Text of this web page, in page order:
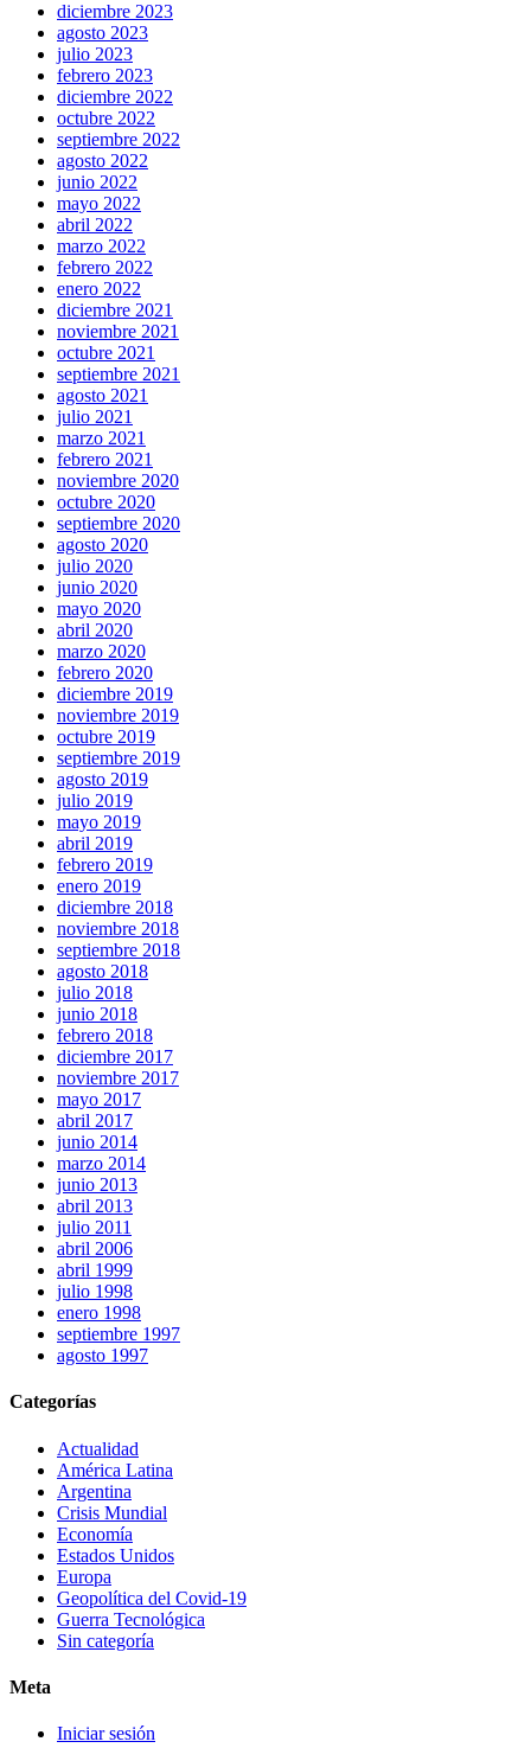
diciembre 2023
agosto 2023
julio 2023
febrero 2023
diciembre 2022
octubre 2022
septiembre 2022
agosto 2022
junio 2022
mayo 2022
abril 2022
marzo 2022
febrero 2022
enero 2022
diciembre 2021
noviembre 2021
octubre 2021
septiembre 2021
agosto 2021
julio 2021
marzo 2021
febrero 2021
noviembre 2020
octubre 2020
septiembre 2020
agosto 2020
julio 2020
junio 2020
mayo 2020
abril 2020
marzo 2020
febrero 2020
diciembre 2019
noviembre 2019
octubre 2019
septiembre 2019
agosto 2019
julio 2019
mayo 2019
abril 2019
febrero 2019
enero 2019
diciembre 2018
noviembre 2018
septiembre 2018
agosto 2018
julio 2018
junio 2018
febrero 2018
diciembre 2017
noviembre 2017
mayo 2017
abril 2017
junio 2014
marzo 2014
junio 2013
abril 2013
julio 2011
abril 2006
abril 1999
julio 1998
enero 1998
septiembre 1997
agosto 1997
Categorías
Actualidad
América Latina
Argentina
Crisis Mundial
Economía
Estados Unidos
Europa
Geopolítica del Covid-19
Guerra Tecnológica
Sin categoría
Meta
Iniciar sesión